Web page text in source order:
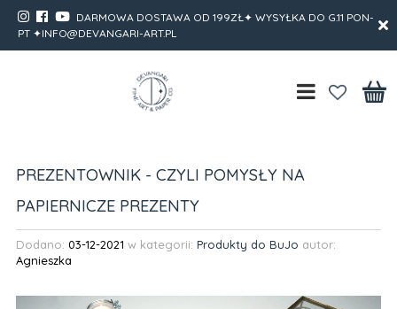
DARMOWA DOSTAWA OD 199ZŁ✦ WYSYŁKA DO G.11 PON-
PT ✦INFO@DEVANGARI-ART.PL
PREZENTOWNIK - CZYLI POMYSŁY NA
PAPIERNICZE PREZENTY
Dodano: 03-12-2021 w kategorii: Produkty do BuJo autor:
Agnieszka